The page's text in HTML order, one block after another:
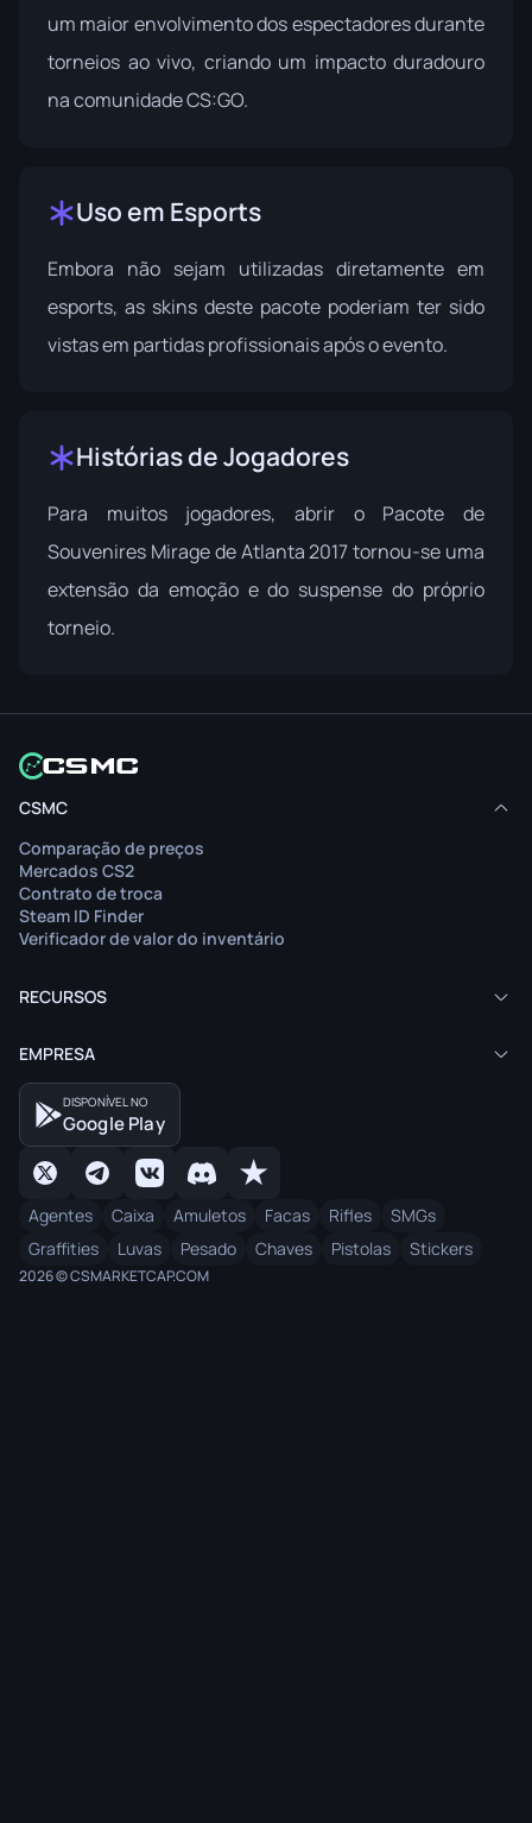
um maior envolvimento dos espectadores durante
torneios ao vivo, criando um impacto duradouro
na comunidade CS:GO.
Uso em Esports
Embora não sejam utilizadas diretamente em
esports, as skins deste pacote poderiam ter sido
vistas em partidas profissionais após o evento.
Histórias de Jogadores
Para muitos jogadores, abrir o Pacote de
Souvenires Mirage de Atlanta 2017 tornou-se uma
extensão da emoção e do suspense do próprio
torneio.
CSMC
Comparação de preços
Mercados CS2
Contrato de troca
Steam ID Finder
Verificador de valor do inventário
RECURSOS
EMPRESA
DISPONÍVEL NO
Google Play
Agentes Caixa Amuletos Facas Rifles
SMGs
Graffities
Luvas Pesado Chaves Pistolas Stickers
2026 © CSMARKETCAP.COM